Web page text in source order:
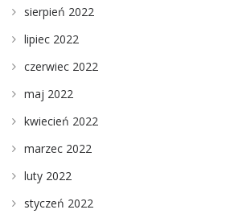
sierpień 2022
lipiec 2022
czerwiec 2022
maj 2022
kwiecień 2022
marzec 2022
luty 2022
styczeń 2022